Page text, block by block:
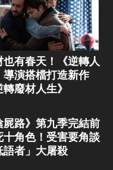
也有春天！《逆轉人
導演搭檔打造新作
轉廢材人生》
屍路》第九季完結前
十角色！受害要角談
語者」大屠殺